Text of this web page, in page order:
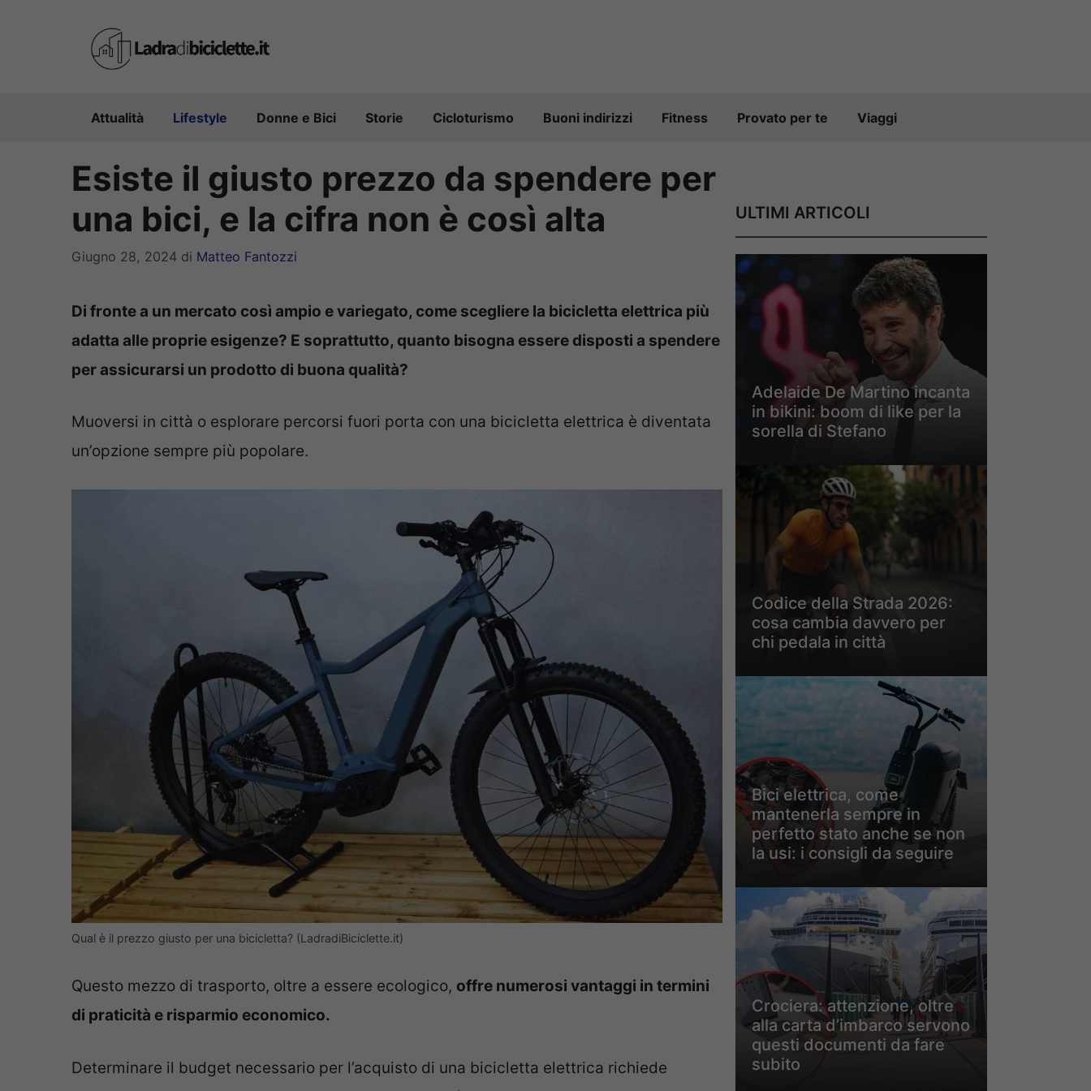
Attualità Lifestyle Donne e Bici Storie Cicloturismo Buoni indirizzi Fitness Provato per te Viaggi
Esiste il giusto prezzo da spendere per
una bici, e la cifra non è così alta
Giugno 28, 2024 di Matteo Fantozzi
Di fronte a un mercato così ampio e variegato, come scegliere la bicicletta elettrica più
adatta alle proprie esigenze? E soprattutto, quanto bisogna essere disposti a spendere
per assicurarsi un prodotto di buona qualità?
Muoversi in città o esplorare percorsi fuori porta con una bicicletta elettrica è diventata
un’opzione sempre più popolare.
Qual è il prezzo giusto per una bicicletta? (LadradiBiciclette.it)
Questo mezzo di trasporto, oltre a essere ecologico, offre numerosi vantaggi in termini
di praticità e risparmio economico.
Determinare il budget necessario per l’acquisto di una bicicletta elettrica richiede
ULTIMI ARTICOLI
Adelaide De Martino incanta
in bikini: boom di like per la
sorella di Stefano
Codice della Strada 2026:
cosa cambia davvero per
chi pedala in città
Bici elettrica, come
mantenerla sempre in
perfetto stato anche se non
la usi: i consigli da seguire
Crociera: attenzione, oltre
alla carta d’imbarco servono
questi documenti da fare
subito